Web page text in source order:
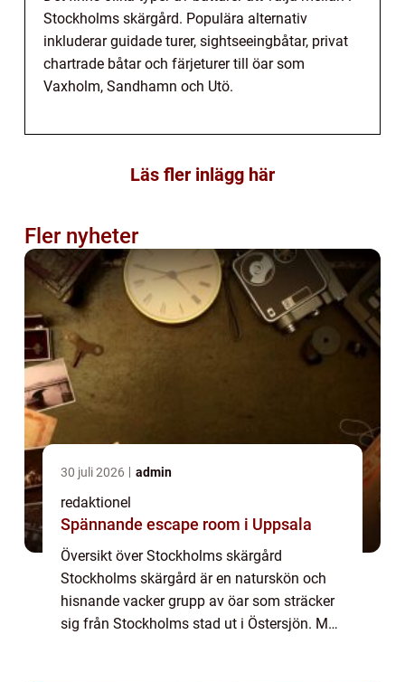
Stockholms skärgård. Populära alternativ
inkluderar guidade turer, sightseeingbåtar, privat
chartrade båtar och färjeturer till öar som
Vaxholm, Sandhamn och Utö.
Läs fler inlägg här
Fler nyheter
30 juli 2026 admin
redaktionel
Spännande escape room i Uppsala
Översikt över Stockholms skärgård
Stockholms skärgård är en naturskön och
hisnande vacker grupp av öar som sträcker
sig från Stockholms stad ut i Östersjön. Med